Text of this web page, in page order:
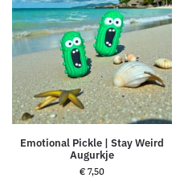
Emotional Pickle | Stay Weird
Augurkje
€7,50